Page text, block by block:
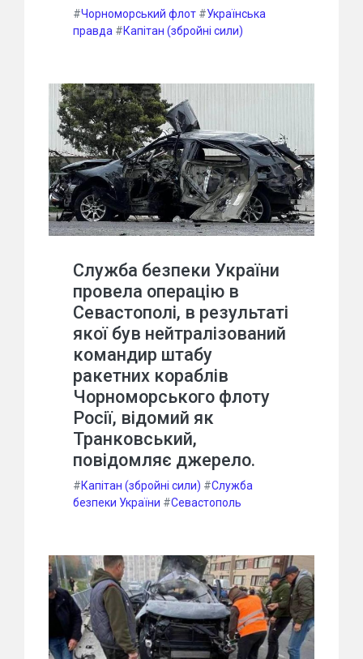
#Чорноморський флот #Українська
правда #Капітан (збройні сили)
Служба безпеки України
провела операцію в
Севастополі, в результаті
якої був нейтралізований
командир штабу
ракетних кораблів
Чорноморського флоту
Росії, відомий як
Транковський,
повідомляє джерело.
#Капітан (збройні сили) #Служба
безпеки України #Севастополь